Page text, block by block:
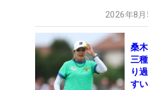
2026年8
桑
三
り
す